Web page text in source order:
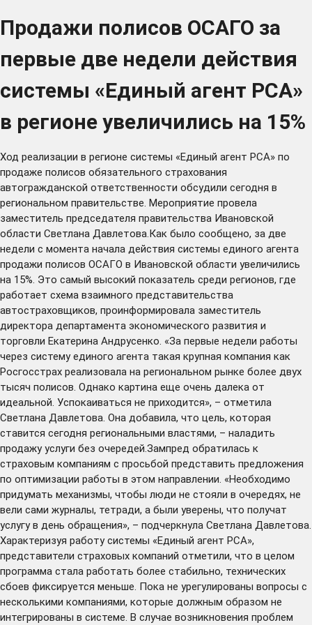
Продажи полисов ОСАГО за
первые две недели действия
системы «Единый агент РСА»
в регионе увеличились на 15%
Ход реализации в регионе системы «Единый агент РСА» по
продаже полисов обязательного страхования
автогражданской ответственности обсудили сегодня в
региональном правительстве. Мероприятие провела
заместитель председателя правительства Ивановской
области Светлана Давлетова.Как было сообщено, за две
недели с момента начала действия системы единого агента
продажи полисов ОСАГО в Ивановской области увеличились
на 15%. Это самый высокий показатель среди регионов, где
работает схема взаимного представительства
автостраховщиков, проинформировала заместитель
директора департамента экономического развития и
торговли Екатерина Андрусенко. «За первые недели работы
через систему единого агента такая крупная компания как
Росгосстрах реализовала на региональном рынке более двух
тысяч полисов. Однако картина еще очень далека от
идеальной. Успокаиваться не приходится», – отметила
Светлана Давлетова. Она добавила, что цель, которая
ставится сегодня региональными властями, – наладить
продажу услуги без очередей.Зампред обратилась к
страховым компаниям с просьбой представить предложения
по оптимизации работы в этом направлении. «Необходимо
придумать механизмы, чтобы люди не стояли в очередях, не
вели сами журналы, тетради, а были уверены, что получат
услугу в день обращения», – подчеркнула Светлана Давлетова.
Характеризуя работу системы «Единый агент РСА»,
представители страховых компаний отметили, что в целом
программа стала работать более стабильно, технических
сбоев фиксируется меньше. Пока не урегулированы вопросы с
несколькими компаниями, которые должным образом не
интегрированы в системе. В случае возникновения проблем